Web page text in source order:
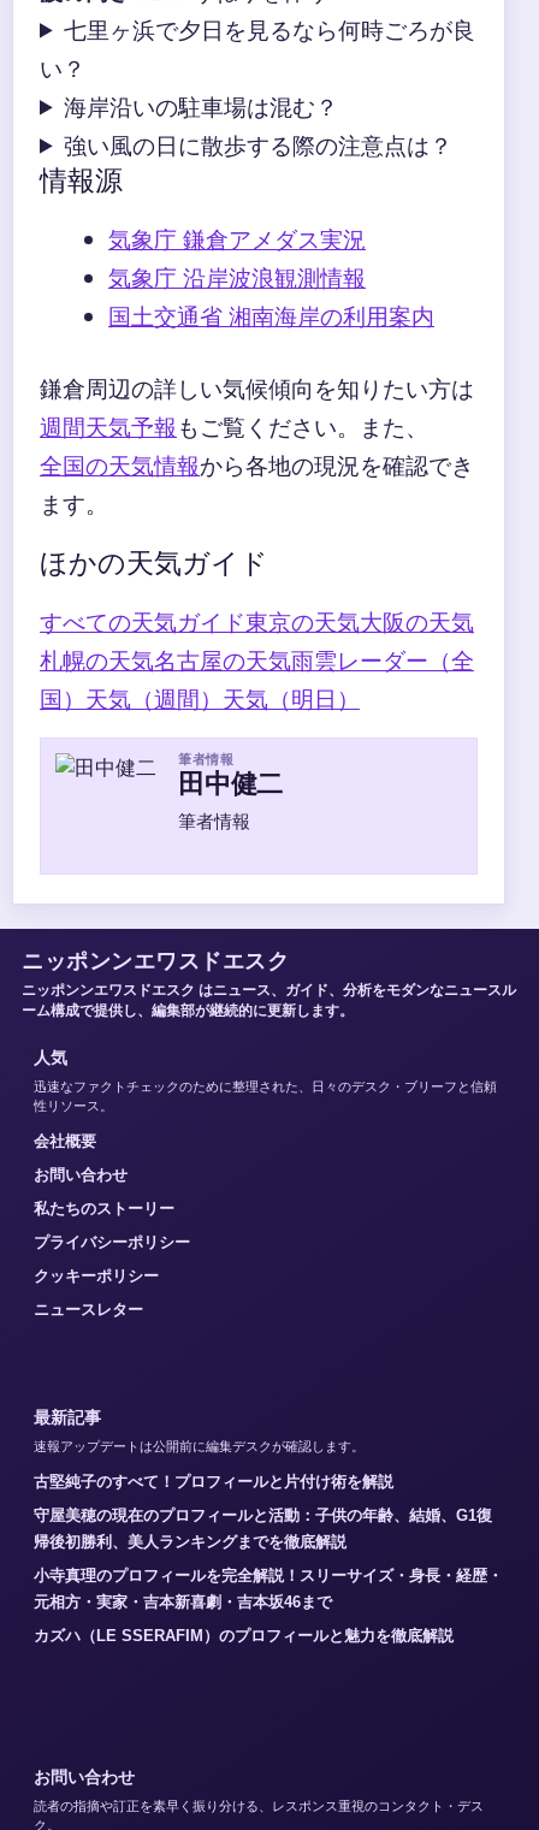
七里ヶ浜で夕日を見るなら何時ごろが良
い？
海岸沿いの駐車場は混む？
強い風の日に散歩する際の注意点は？
情報源
気象庁 鎌倉アメダス実況
気象庁 沿岸波浪観測情報
国土交通省 湘南海岸の利用案内
鎌倉周辺の詳しい気候傾向を知りたい方は
週間天気予報もご覧ください。また、
全国の天気情報から各地の現況を確認でき
ます。
ほかの天気ガイド
すべての天気ガイド東京の天気大阪の天気
札幌の天気名古屋の天気雨雲レーダー（全
国） 天気（週間） 天気（明日）
筆者情報
田中健二
筆者情報
ニッポンンエワスドエスク
ニッポンンエワスドエスク はニュース、ガイド、分析をモダンなニュースル
ーム構成で提供し、編集部が継続的に更新します。
人気
迅速なファクトチェックのために整理された、日々のデスク・ブリーフと信頼
性リソース。
会社概要
お問い合わせ
私たちのストーリー
プライバシーポリシー
クッキーポリシー
ニュースレター
最新記事
速報アップデートは公開前に編集デスクが確認します。
古堅純子のすべて！プロフィールと片付け術を解説
守屋美穂の現在のプロフィールと活動：子供の年齢、結婚、G1復
帰後初勝利、美人ランキングまでを徹底解説
小寺真理のプロフィールを完全解説！スリーサイズ・身長・経歴・
元相方・実家・吉本新喜劇・吉本坂46まで
カズハ（LE SSERAFIM）のプロフィールと魅力を徹底解説
お問い合わせ
読者の指摘や訂正を素早く振り分ける、レスポンス重視のコンタクト・デス
ク。